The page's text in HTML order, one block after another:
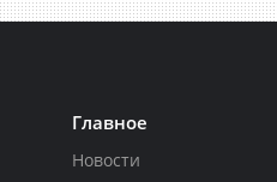
Главное
Новости